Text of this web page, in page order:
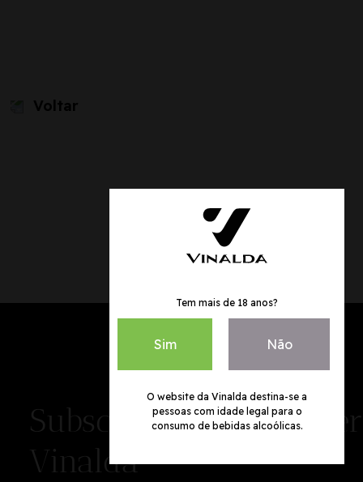
Voltar
Siga-nos
Subscreva a newsletter
Vinalda
Tem mais de 18 anos?
Sim Não
O website da Vinalda destina-se a
pessoas com idade legal para o
consumo de bebidas alcoólicas.